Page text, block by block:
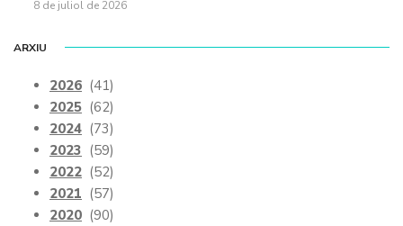
8 de juliol de 2026
ARXIU
2026 (41)
2025 (62)
2024 (73)
2023 (59)
2022 (52)
2021 (57)
2020 (90)